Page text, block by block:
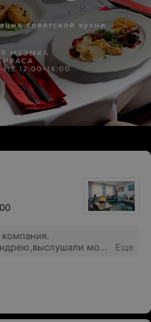
компания.
мои
20 дней Геленджик
пансионат
приветливы,все
волновались как
переезд в
Еще